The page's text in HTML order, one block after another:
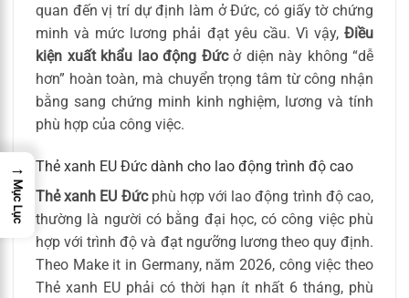
quan đến vị trí dự định làm ở Đức, có giấy tờ chứng
minh và mức lương phải đạt yêu cầu. Vì vậy, Điều
kiện xuất khẩu lao động Đứcở diện này không “dễ
hơn” hoàn toàn, mà chuyển trọng tâm từ công nhận
bằng sang chứng minh kinh nghiệm, lương và tính
phù hợp của công việc.
Thẻ xanh EU Đức dành cho lao động trình độ cao
Thẻ xanh EU Đứcphù hợp với lao động trình độ cao,
thường là người có bằng đại học, có công việc phù
hợp với trình độ và đạt ngưỡng lương theo quy định.
Theo Make it in Germany, năm 2026, công việc theo
Thẻ xanh EU phải có thời hạn ít nhất 6 tháng, phù
→
Mục Lục